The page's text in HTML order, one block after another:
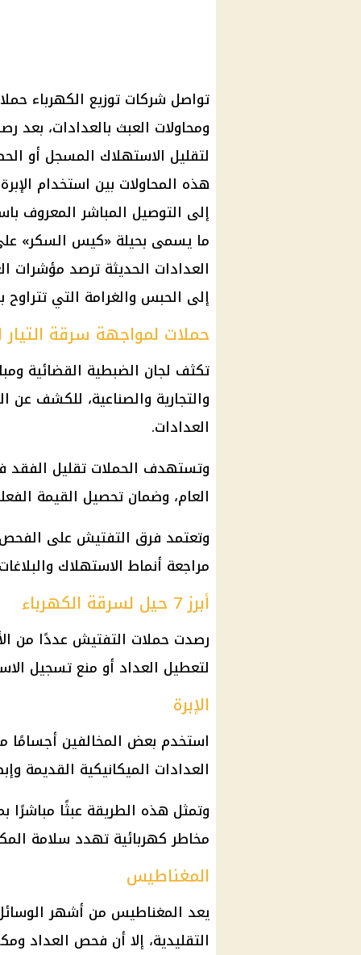
تواصل شركات توزيع الكهرباء
ومحاولات العبث بالعدادات،
لتقليل الاستهلاك المسجل أو
هذه المحاولات بين استخدام
إلى التوصيل المباشر المعروف
ما يسمى بحيلة «كيس السكر»
العدادات الحديثة ترصد مؤشرات
إلى الحبس والغرامة التي تتراوح بين 20 ألفًا و200
حملات لمواجهة سرقة التيار
تكثف لجان الضبطية القضائية
والتجارية والصناعية، للكشف عن
العدادات.
وتستهدف الحملات تقليل الفقد
العام، وضمان تحصيل القيمة
وتعتمد فرق التفتيش على الفحص
مراجعة أنماط الاستهلاك
أبرز 7 حيل لسرقة الكهرباء
رصدت حملات التفتيش عددًا من
لتعطيل العداد أو منع تسجيل
الإبرة
استخدم بعض المخالفين أجسامًا
العدادات الميكانيكية القديمة
وتمثل هذه الطريقة عبثًا
مخاطر كهربائية تهدد سلامة
المغناطيس
يعد المغناطيس من أشهر الوسائل
التقليدية، إلا أن فحص العداد